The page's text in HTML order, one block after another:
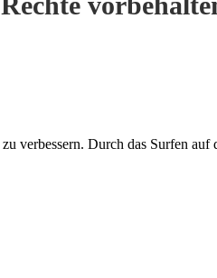
verbessern. Durch das Surfen